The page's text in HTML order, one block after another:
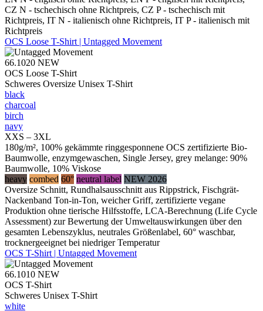
CZ N - tschechisch ohne Richtpreis, CZ P - tschechisch mit
Richtpreis, IT N - italienisch ohne Richtpreis, IT P - italienisch mit
Richtpreis
OCS Loose T-Shirt | Untagged Movement
66.1020 NEW
OCS Loose T-Shirt
Schweres Oversize Unisex T-Shirt
black
charcoal
birch
navy
XXS – 3XL
180g/m², 100% gekämmte ringgesponnene OCS zertifizierte Bio-
Baumwolle, enzymgewaschen, Single Jersey, grey melange: 90%
Baumwolle, 10% Viskose
heavy combed 60° neutral label NEW 2026
Oversize Schnitt, Rundhalsausschnitt aus Rippstrick, Fischgrät-
Nackenband Ton-in-Ton, weicher Griff, zertifizierte vegane
Produktion ohne tierische Hilfsstoffe, LCA-Berechnung (Life Cycle
Assessment) zur Bewertung der Umweltauswirkungen über den
gesamten Lebenszyklus, neutrales Größenlabel, 60° waschbar,
trocknergeeignet bei niedriger Temperatur
OCS T-Shirt | Untagged Movement
66.1010 NEW
OCS T-Shirt
Schweres Unisex T-Shirt
white